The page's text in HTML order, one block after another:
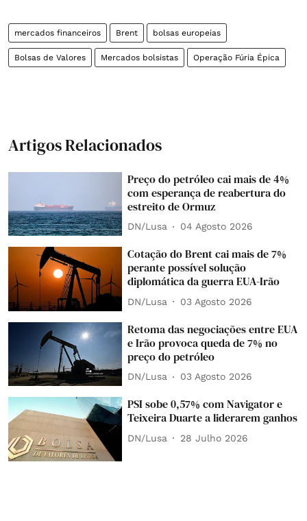
mercados financeiros Brent bolsas europeias
Bolsas de Valores Mercados bolsistas Operação Fúria Épica
Artigos Relacionados
Preço do petróleo cai mais de 4%
com esperança de reabertura do
estreito de Ormuz
DN/Lusa 04 Agosto 2026
Cotação do Brent cai mais de 7%
perante possível solução
diplomática da guerra EUA-Irão
DN/Lusa 03 Agosto 2026
Retoma das negociações entre EUA
e Irão provoca queda de 7% no
preço do petróleo
DN/Lusa 03 Agosto 2026
PSI sobe 0,57% com Navigator e
Teixeira Duarte a liderarem ganhos
DN/Lusa 28 Julho 2026